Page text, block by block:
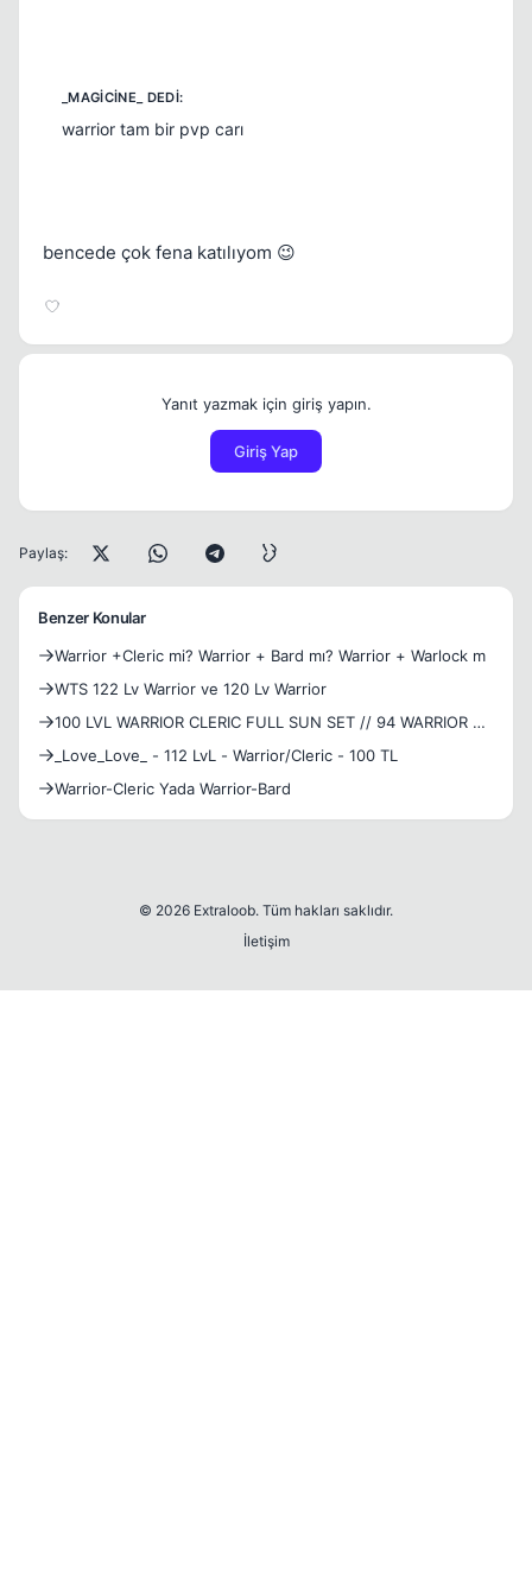
warrior tam bir pvp carı
bencede çok fena katılıyom 😉
Yanıt yazmak için giriş yapın.
Giriş Yap
Paylaş:
Benzer Konular
Warrior +Cleric mi? Warrior + Bard mı? Warrior + Warlock m
WTS 122 Lv Warrior ve 120 Lv Warrior
100 LVL WARRIOR CLERIC FULL SUN SET // 94 WARRIOR PT
CHARI
_Love_Love_ - 112 LvL - Warrior/Cleric - 100 TL
Warrior-Cleric Yada Warrior-Bard
© 2026 Extraloob. Tüm hakları saklıdır.
İletişim